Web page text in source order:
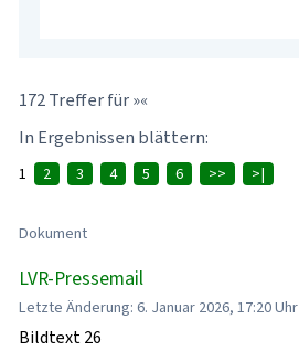
172 Treffer für »«
In Ergebnissen blättern:
1 2 3 4 5 6 >> >|
Dokument
LVR-Pressemail
Letzte Änderung: 6. Januar 2026, 17:20 Uhr
Bildtext 26